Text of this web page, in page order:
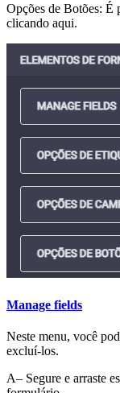
Opções de Botões: É
clicando aqui.
Manage fields
Neste menu, você
excluí-los.
A– Segure e arraste